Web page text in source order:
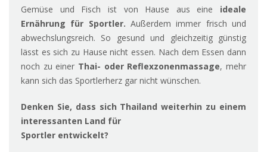
Gemüse und Fisch ist von Hause aus eine ideale
Ernährung für Sportler. Außerdem immer frisch und
abwechslungsreich. So gesund und gleichzeitig günstig
lässt es sich zu Hause nicht essen. Nach dem Essen dann
noch zu einer Thai- oder Reflexzonenmassage, mehr
kann sich das Sportlerherz gar nicht wünschen.
Denken Sie, dass sich Thailand weiterhin zu einem
interessanten Land für
Sportler entwickelt?